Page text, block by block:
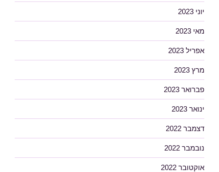
יוני 2023
מאי 2023
אפריל 2023
מרץ 2023
פברואר 2023
ינואר 2023
דצמבר 2022
נובמבר 2022
אוקטובר 2022